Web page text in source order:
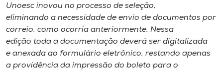
Unoesc inovou no processo de seleção,
eliminando a necessidade de envio de documentos por
correio, como ocorria anteriormente. Nessa
edição toda a documentação deverá ser digitalizada
e anexada ao formulário eletrônico, restando apenas
a providência da impressão do boleto para o